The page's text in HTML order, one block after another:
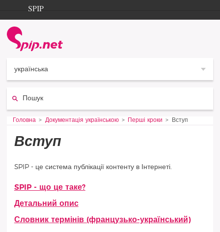
Aller au contenu
Aller à la navigation
SPIP
Documentation
Contribution
українська
Vous êtes ici :
Головна Документація українською Перші кроки Вступ
Вступ
SPIP - це система публікації контенту в Інтернеті.
Статті розділу
SPIP - що це таке?
Детальний опис
Словник термінів (французько-український)